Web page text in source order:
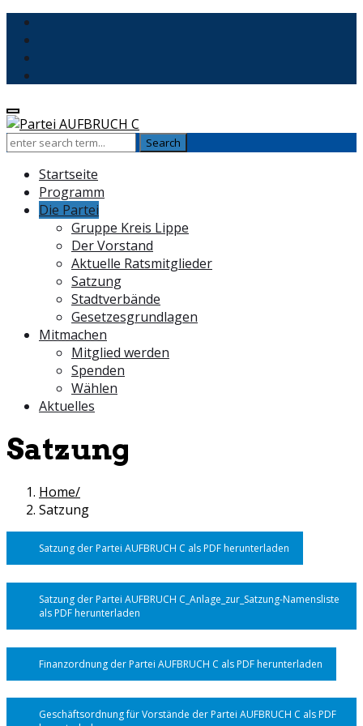
Startseite
Programm
Die Partei
Gruppe Kreis Lippe
Der Vorstand
Aktuelle Ratsmitglieder
Satzung
Stadtverbände
Gesetzesgrundlagen
Mitmachen
Mitglied werden
Spenden
Wählen
Aktuelles
Satzung
Home
Satzung
Satzung der Partei AUFBRUCH C als PDF herunterladen
Satzung der Partei AUFBRUCH C_Anlage_zur_Satzung-Namensliste
als PDF herunterladen
Finanzordnung der Partei AUFBRUCH C als PDF herunterladen
Geschäftsordnung für Vorstände der Partei AUFBRUCH C als PDF